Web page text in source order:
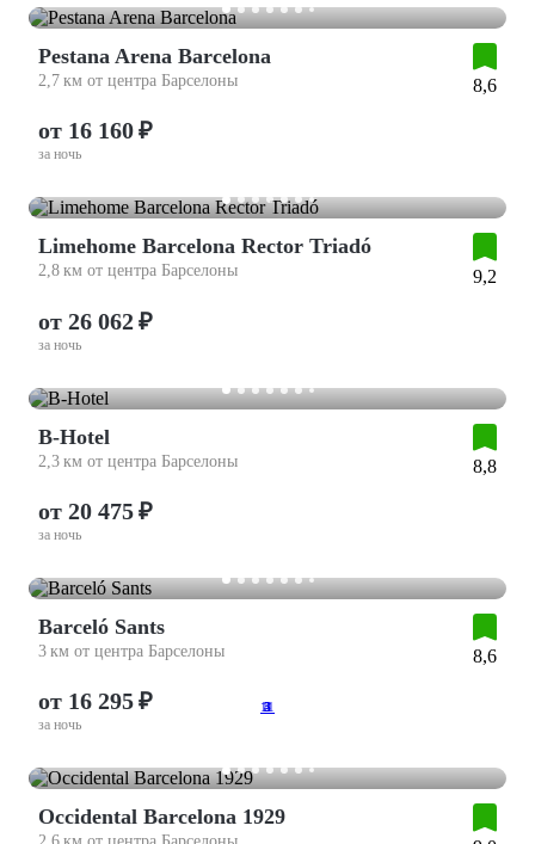
Pestana Arena Barcelona
2,7 км от центра Барселоны 8,6
от 16 160 ₽
за ночь
Limehome Barcelona Rector Triadó
2,8 км от центра Барселоны 9,2
от 26 062 ₽
за ночь
B-Hotel
2,3 км от центра Барселоны 8,8
от 20 475 ₽
за ночь
Barceló Sants
3 км от центра Барселоны 8,6
от 16 295 ₽
за ночь
Occidental Barcelona 1929
2
3
4
5
11